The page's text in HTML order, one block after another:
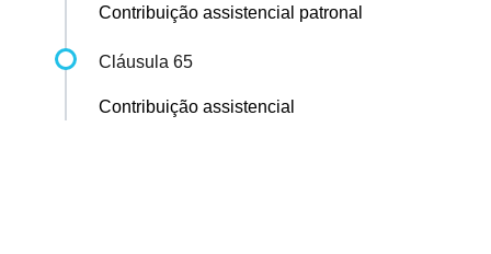
Contribuição assistencial patronal
Cláusula 65
Contribuição assistencial